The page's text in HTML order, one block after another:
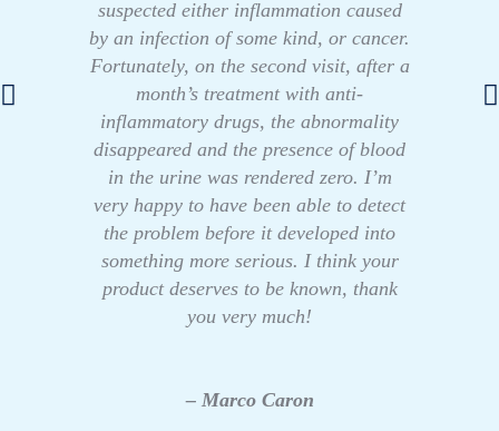
suspected either inflammation caused
by an infection of some kind, or cancer.
Fortunately, on the second visit, after a
month’s treatment with anti-
inflammatory drugs, the abnormality
disappeared and the presence of blood
in the urine was rendered zero. I’m
very happy to have been able to detect
the problem before it developed into
something more serious. I think your
product deserves to be known, thank
you very much!
– Marco Caron